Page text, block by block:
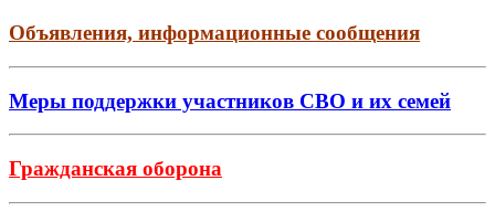
Объявления, информационные сообщения
Меры поддержки участников СВО и их семей
Гражданская оборона